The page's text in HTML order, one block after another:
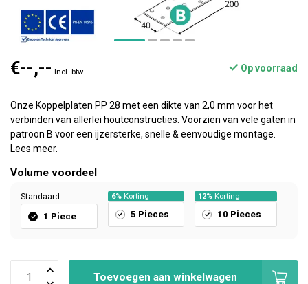
€--,-- Incl. btw Op voorraad
Onze Koppelplaten PP 28 met een dikte van 2,0 mm voor het
verbinden van allerlei houtconstructies. Voorzien van vele gaten in
patroon B voor een ijzersterke, snelle & eenvoudige montage.
Lees meer.
Volume voordeel
Standaard
1 Piece
6%Korting
5 Pieces
12% Korting
10 Pieces
Toevoegen aan winkelwagen